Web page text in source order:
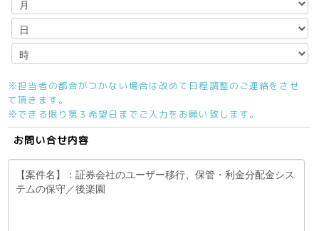
※担当者の都合がつかない場合は改めて日程調整のご連絡をさせ
て頂きます。
※できる限り第３希望日までご入力をお願い致します。
お問い合せ内容